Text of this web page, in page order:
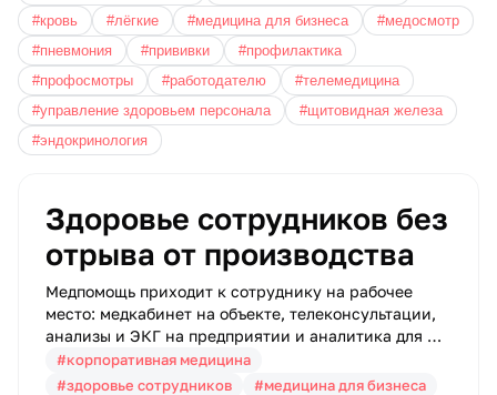
#кровь
#лёгкие #медицина для бизнеса
#медосмотр
#пневмония
#прививки
#профилактика
#профосмотры
#работодателю
#телемедицина
#управление здоровьем персонала
#щитовидная железа
#эндокринология
Здоровье сотрудников без
отрыва от производства
Медпомощь приходит к сотруднику на рабочее
место: медкабинет на объекте, телеконсультации,
анализы и ЭКГ на предприятии и аналитика для HR
в одном окне — без отрыва от производства.
#корпоративная медицина
#здоровье сотрудников
#медицина для бизнеса